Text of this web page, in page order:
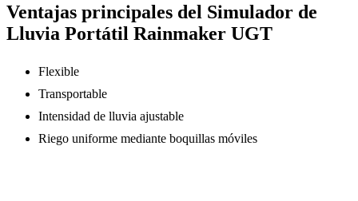
Ventajas principales del Simulador de
Lluvia Portátil Rainmaker UGT
Flexible
Transportable
Intensidad de lluvia ajustable
Riego uniforme mediante boquillas móviles